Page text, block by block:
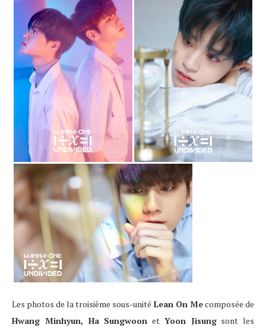
Les photos de la troisième sous-unité Lean On Mecomposée de
Hwang Minhyun, Ha Sungwoon et Yoon Jisungsont les